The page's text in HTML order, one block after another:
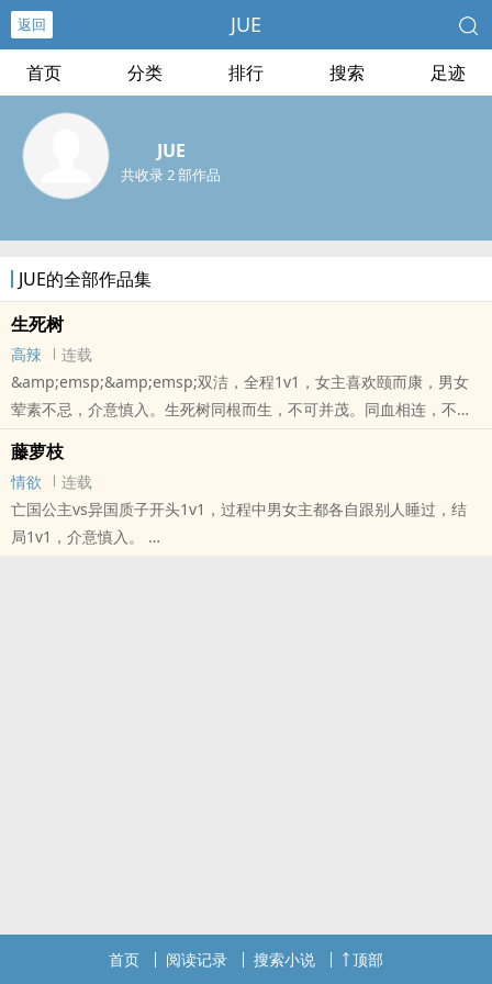
返回 JUE
首页 分类 排行 搜索 足迹
JUE
共收录 2 部作品
JUE的全部作品集
生死树
高辣
连载
&amp;emsp;&amp;emsp;双洁，全程1v1，女主喜欢颐而康，男女
荤素不忌，介意慎入。生死树同根而生，不可并茂。同血相连，不可
-----他们终于站到了彼此面前。他望着她，眼底浮现的，是失而复得
的半身。她看着他，心中明灭的，是命中注定的劫数。他们是同一树
根上的两颗树——根是斩不断的血缘，枝是烧不尽的欲望，叶是
本站提示：各位书友要是觉得《生死树》还不错的话请不要忘记向您
藤萝枝
情欲
连载
亡国公主vs异国质子开头1v1，过程中男女主都各自跟别人睡过，结
局1v1，介意慎入。
首页 阅读记录 搜索小说 顶部